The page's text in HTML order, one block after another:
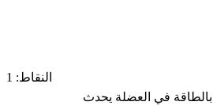
النقاط: 1
بالطاقة في العضلة يحدث